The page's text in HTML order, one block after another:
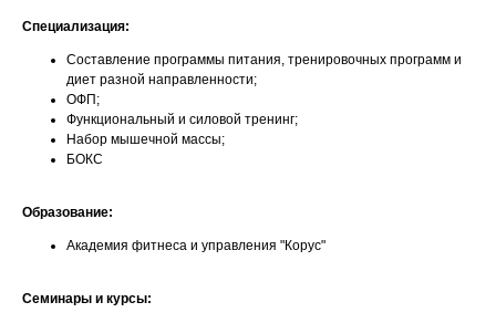
Специализация:
Составление программы питания, тренировочных программ и
диет разной направленности;
ОФП;
Функциональный и силовой тренинг;
Набор мышечной массы;
БОКС
Образование:
Академия фитнеса и управления "Корус"
Семинары и курсы: